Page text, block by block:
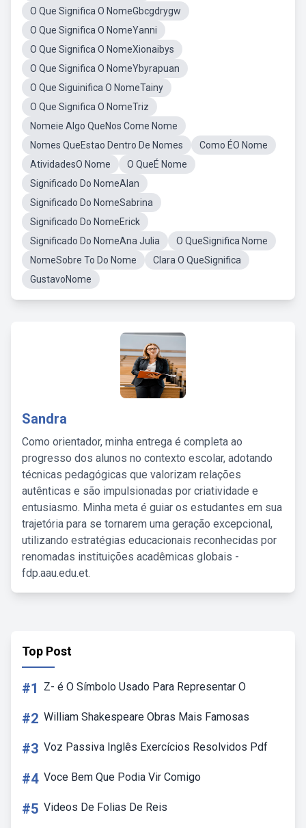
O Que Significa O NomeGbcgdrygw
O Que Significa O NomeYanni
O Que Significa O NomeXionaibys
O Que Significa O NomeYbyrapuan
O Que Siguinifica O NomeTainy
O Que Significa O NomeTriz
Nomeie Algo QueNos Come Nome
Nomes QueEstao Dentro De Nomes
Como ÉO Nome
AtividadesO Nome
O QueÉ Nome
Significado Do NomeAlan
Significado Do NomeSabrina
Significado Do NomeErick
Significado Do NomeAna Julia
O QueSignifica Nome
NomeSobre To Do Nome
Clara O QueSignifica
GustavoNome
Sandra
Como orientador, minha entrega é completa ao
progresso dos alunos no contexto escolar, adotando
técnicas pedagógicas que valorizam relações
autênticas e são impulsionadas por criatividade e
entusiasmo. Minha meta é guiar os estudantes em sua
trajetória para se tornarem uma geração excepcional,
utilizando estratégias educacionais reconhecidas por
renomadas instituições acadêmicas globais -
fdp.aau.edu.et.
Top Post
#1 Z- é O Símbolo Usado Para Representar O
#2 William Shakespeare Obras Mais Famosas
#3 Voz Passiva Inglês Exercícios Resolvidos Pdf
#4 Voce Bem Que Podia Vir Comigo
#5 Videos De Folias De Reis